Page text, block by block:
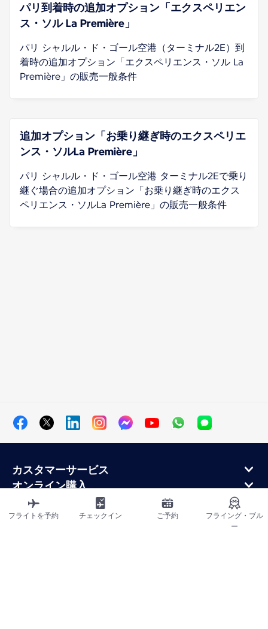
パリ到着時の追加オプション「エクスペリエン
ス・ソル La Première」
パリ シャルル・ド・ゴール空港（ターミナル2E）到
着時の追加オプション「エクスペリエンス・ソル La
Première」の販売一般条件
追加オプション「お乗り継ぎ時のエクスペリエ
ンス・ソルLa Première」
パリ シャルル・ド・ゴール空港 ターミナル2Eで乗り
継ぐ場合の追加オプション「お乗り継ぎ時のエクス
ペリエンス・ソルLa Première」の販売一般条件
カスタマーサービス
オンライン購入
ロイヤルティプログラムと提携パートナー
エールフランス航空について
フライトを予約 チェックイン ご予約
フライング・ブル
ー